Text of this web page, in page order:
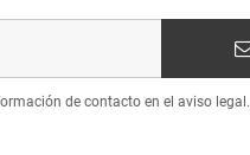
de contacto en el aviso legal.